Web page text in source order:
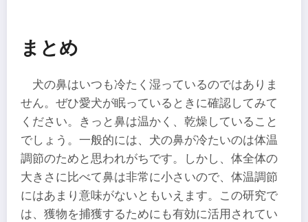
まとめ
犬の鼻はいつも冷たく湿っているのではありま
せん。ぜひ愛犬が眠っているときに確認してみて
ください。きっと鼻は温かく、乾燥していること
でしょう。一般的には、犬の鼻が冷たいのは体温
調節のためと思われがちです。しかし、体全体の
大きさに比べて鼻は非常に小さいので、体温調節
にはあまり意味がないともいえます。この研究で
は、獲物を捕獲するためにも有効に活用されてい